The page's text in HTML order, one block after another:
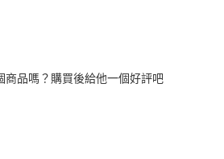
商品嗎？購買後給他一個好評吧